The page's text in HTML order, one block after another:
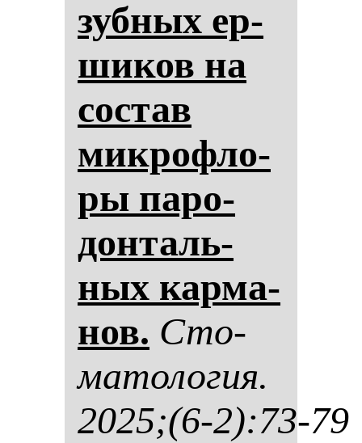
зуб­ных ер­
ши­ков на
сос­тав
мик­роф­ло­
ры па­ро­
дон­таль­
ных кар­ма­
нов. Сто­
ма­то­ло­гия.
2025;(6-2):73-79